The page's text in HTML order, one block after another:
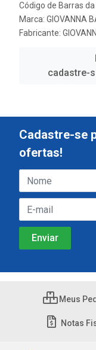
Código de Barras
Marca: GIOVANNA
Fabricante:
cadastre-
Cadastre-se
ofertas!
Meus
Notas